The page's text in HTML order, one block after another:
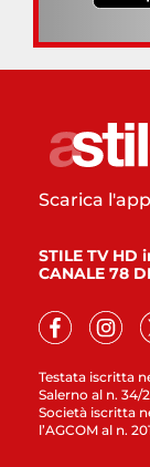
Testata iscritta
Salerno al n. 34/
Società iscritta
l’AGCOM al n.
Scarica
STILE TV HD
CANALE 78